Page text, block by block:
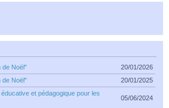
de Noël"
20/01/2026
de Noël"
20/01/2025
et pédagogique pour les
05/06/2024